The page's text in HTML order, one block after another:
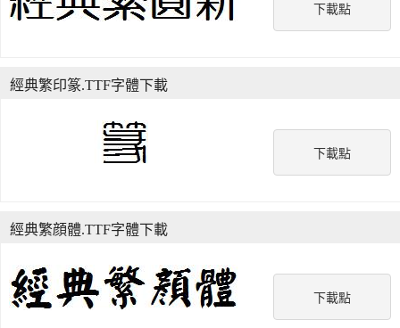
下載點
下載點
經典繁印篆.TTF字體下載
下載點
經典繁顔體.TTF字體下載